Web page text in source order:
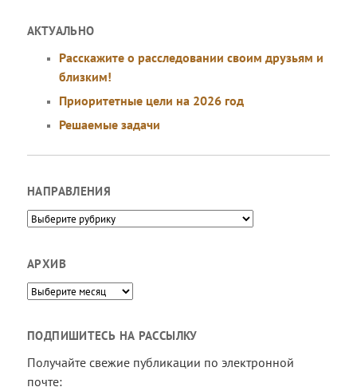
АКТУАЛЬНО
Расскажите о расследовании своим друзьям и
близким!
Приоритетные цели на 2026 год
Решаемые задачи
НАПРАВЛЕНИЯ
Направления
АРХИВ
Архив
ПОДПИШИТЕСЬ НА РАССЫЛКУ
Получайте свежие публикации по электронной
почте: